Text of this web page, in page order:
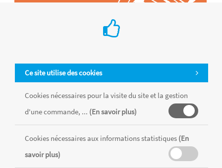
Ce site utilise des cookies
Cookies nécessaires pour la visite du site et la gestion
d'une commande, ... (En savoir plus)
Cookies nécessaires aux informations statistiques (En
savoir plus)
Tous les produits sont vendus dans la limite des stocks disponibles de
chaque magasin, toutes taxes comprises.